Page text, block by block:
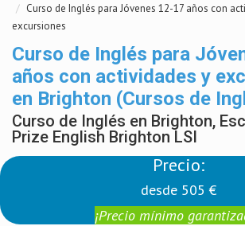
Curso de Inglés para Jóvenes 12-17 años con
excursiones
Curso de Inglés para
años con actividades y
en Brighton (Cursos de
Curso de Inglés en Brighton,
Prize English Brighton LSI
Precio:
desde 505 €
¡Precio mínimo